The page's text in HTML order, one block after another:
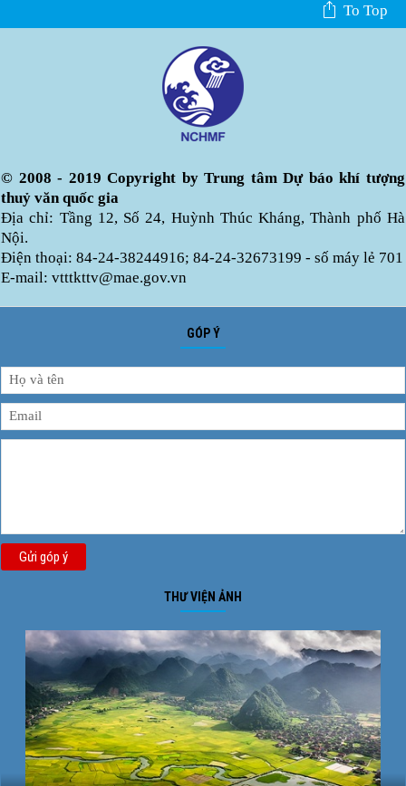
To Top
© 2008 - 2019 Copyright by Trung tâm Dự báo khí tượng
thuỷ văn quốc gia
Địa chỉ: Tầng 12, Số 24, Huỳnh Thúc Kháng, Thành phố Hà
Nội.
Điện thoại: 84-24-38244916; 84-24-32673199 - số máy lẻ 701
E-mail: vtttkttv@mae.gov.vn
GÓP Ý
Gửi góp ý
THƯ VIỆN ẢNH